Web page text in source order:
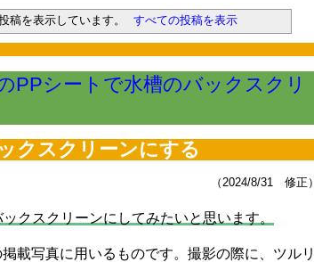
の掃除はしないで！ （6/23）
漏れ意外な原因 （6/16）
ングどうする？ （6/9）
ンターまで行った訳 （6/2）
てやまないのか？ （5/26）
イ科のアカヒレで （5/19）
れないか確認を！ （5/12）
時の心構えとは？ （5/5）
悶絶そして反省 （4/29）
ってしまった君へ （4/22）
稿を表示しています。 すべての投稿を表示
PPシートで水槽のバックスクリ
クスクリーンにする
（2024/8/31 修正）
クスクリーンにしてみたいと思います。
載写真に用いるものです。撮影の際に、ツルリ